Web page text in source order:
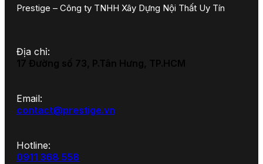
Prestige – Công ty TNHH Xây Dựng Nội Thất Uy Tín
Địa chỉ:
17 Đường số 73, P.Tân Hưng, TP.HCM
Email:
contact@prestige.vn
Hotline:
0911 368 558